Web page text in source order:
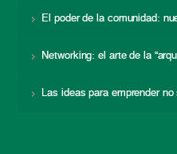
El poder de la comunidad:
Networking: el arte de la
Las ideas para emprender